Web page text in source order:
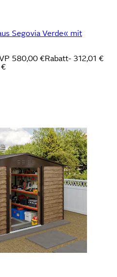
Segovia Verde« mit
580,00 €Rabatt- 312,01 €
€